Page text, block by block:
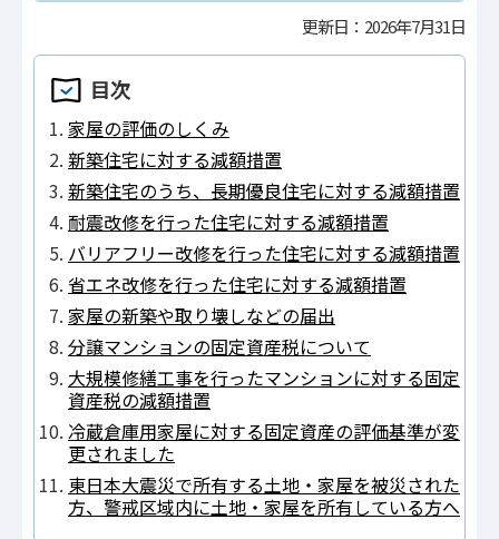
更新日：2026年7月31日
目次
家屋の評価のしくみ
新築住宅に対する減額措置
新築住宅のうち、長期優良住宅に対する減額措置
耐震改修を行った住宅に対する減額措置
バリアフリー改修を行った住宅に対する減額措置
省エネ改修を行った住宅に対する減額措置
家屋の新築や取り壊しなどの届出
分譲マンションの固定資産税について
大規模修繕工事を行ったマンションに対する固定
資産税の減額措置
冷蔵倉庫用家屋に対する固定資産の評価基準が変
更されました
東日本大震災で所有する土地・家屋を被災された
方、警戒区域内に土地・家屋を所有している方へ